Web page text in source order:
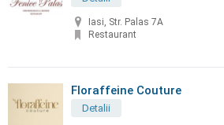
Iasi, Str. Palas 7A
Restaurant
Floraffeine Couture
Detalii